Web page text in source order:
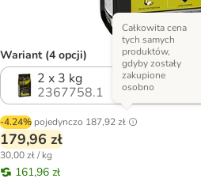
Wariant (4 opcji)
2 x 3 kg
2367758.1
-4.24% pojedynczo 187,92 zł
Całkowita cena
tych samych
produktów,
gdyby zostały
zakupione
osobno
179,96 zł
30,00 zł / kg
161,96 zł